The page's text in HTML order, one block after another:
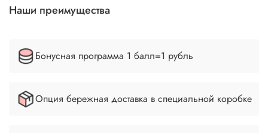
Наши преимущества
Бонусная программа 1 балл=1 рубль
Опция бережная доставка в специальной коробке